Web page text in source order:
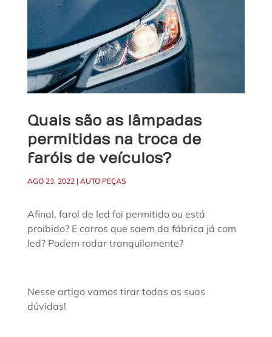
Quais são as lâmpadas
permitidas na troca de
faróis de veículos?
AGO 23, 2022| AUTO PEÇAS
Afinal, farol de led foi permitido ou está
proibido? E carros que saem da fábrica já com
led? Podem rodar tranquilamente?
Nesse artigo vamos tirar todas as suas
dúvidas!